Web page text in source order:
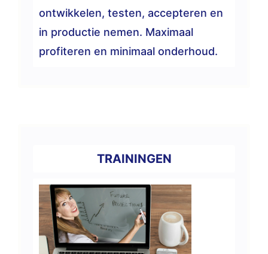
ontwikkelen, testen, accepteren en
in productie nemen. Maximaal
profiteren en minimaal onderhoud.
TRAININGEN